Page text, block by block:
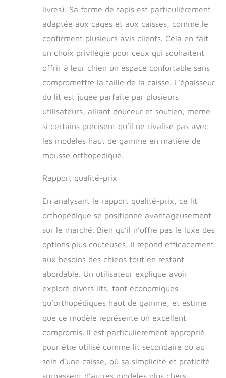
n'est pas résistant à
la mastication. Pour
chiens qui aiment
mâcher, nous
conseillons une
utilisation
supervisée pour
s'assurer qu'il
pour les siestes, pas
les collations
Entretien sans effort
le nettoyage rapide
et facile. Lavez la
housse séparément
en machine à l'eau
froide uniquement.
pas blanchir. Passe
au sèche-linge à
basse température
(moins de 60 °C)
Design polyvalent :
disponible en
plusieurs tailles pour
s'adapter à
n'importe quelle
race ou style de vie,
livres). Sa forme de tapis est particulièrement
adaptée aux cages et aux caisses, comme le
confirment plusieurs avis clients. Cela en fait
un choix privilégié pour ceux qui souhaitent
offrir à leur chien un espace confortable sans
compromettre la taille de la caisse. L’épaisseur
du lit est jugée parfaite par plusieurs
utilisateurs, alliant douceur et soutien, même
si certains précisent qu’il ne rivalise pas avec
les modèles haut de gamme en matière de
mousse orthopédique.
Rapport qualité-prix
En analysant le rapport qualité-prix, ce lit
orthopédique se positionne avantageusement
sur le marché. Bien qu’il n’offre pas le luxe des
options plus coûteuses, il répond efficacement
aux besoins des chiens tout en restant
abordable. Un utilisateur explique avoir
exploré divers lits, tant économiques
qu’orthopédiques haut de gamme, et estime
que ce modèle représente un excellent
compromis. Il est particulièrement approprié
pour être utilisé comme lit secondaire ou au
sein d’une caisse, où sa simplicité et praticité
surpassent d’autres modèles plus chers.